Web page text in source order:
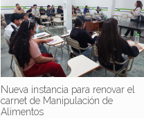
Nueva instancia para renovar el
carnet de Manipulación de
Alimentos